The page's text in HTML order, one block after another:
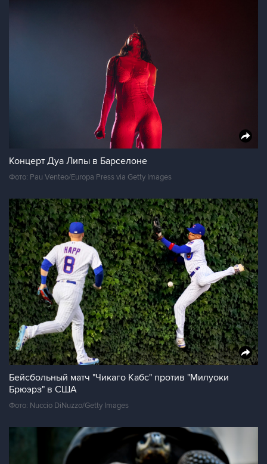
Концерт Дуа Липы в Барселоне
Фото: Pau Venteo/Europa Press via Getty Images
Бейсбольный матч "Чикаго Кабс" против "Милуоки
Брюэрз" в США
Фото: Nuccio DiNuzzo/Getty Images